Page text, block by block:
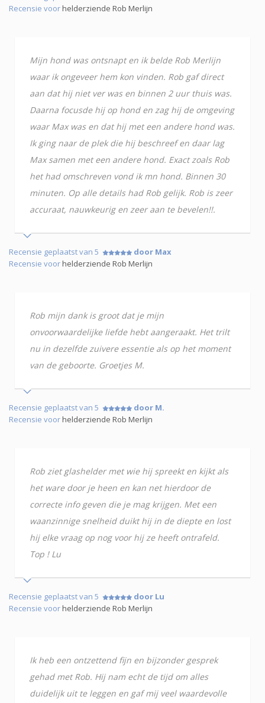
Recensie voorhelderziende Rob Merlijn
Mijn hond was ontsnapt en ik belde Rob Merlijn
waar ik ongeveer hem kon vinden. Rob gaf direct
aan dat hij niet ver was en binnen 2 uur thuis was.
Daarna focusde hij op hond en zag hij de omgeving
waar Max was en dat hij met een andere hond was.
Ik ging naar de plek die hij beschreef en daar lag
Max samen met een andere hond. Exact zoals Rob
het had omschreven vond ik mn hond. Binnen 30
minuten. Op alle details had Rob gelijk. Rob is zeer
accuraat, nauwkeurig en zeer aan te bevelen!!.
Recensie geplaatst van 5
door Max
Recensie voorhelderziende Rob Merlijn
Rob mijn dank is groot dat je mijn
onvoorwaardelijke liefde hebt aangeraakt. Het trilt
nu in dezelfde zuivere essentie als op het moment
van de geboorte. Groetjes M.
Recensie geplaatst van 5
door M.
Recensie voorhelderziende Rob Merlijn
Rob ziet glashelder met wie hij spreekt en kijkt als
het ware door je heen en kan net hierdoor de
correcte info geven die je mag krijgen. Met een
waanzinnige snelheid duikt hij in de diepte en lost
hij elke vraag op nog voor hij ze heeft ontrafeld.
Top ! Lu
Recensie geplaatst van 5
door Lu
Recensie voorhelderziende Rob Merlijn
Ik heb een ontzettend fijn en bijzonder gesprek
gehad met Rob. Hij nam echt de tijd om alles
duidelijk uit te leggen en gaf mij veel waardevolle